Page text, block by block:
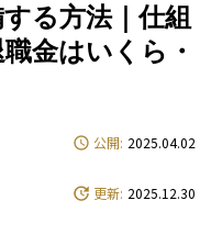
る方法｜仕組
金はいくら・
公開: 2025.04.02
更新: 2025.12.30